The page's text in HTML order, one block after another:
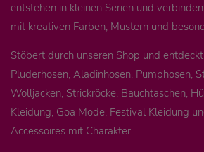
entstehen in kleinen Serien und
mit kreativen Farben, Mustern und
Stöbert durch unseren Shop und
Pluderhosen, Aladinhosen, Pumphosen,
Wolljacken, Strickröcke, Bauchtaschen,
Kleidung, Goa Mode, Festival Kleidung
Accessoires mit Charakter.